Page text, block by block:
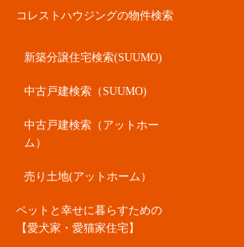
コレストハウジングの物件検索
新築分譲住宅検索(SUUMO)
中古戸建検索（SUUMO)
中古戸建検索（アットホー
ム）
売り土地(アットホーム）
ペットと幸せに暮らすための
【愛犬家・愛猫家住宅】